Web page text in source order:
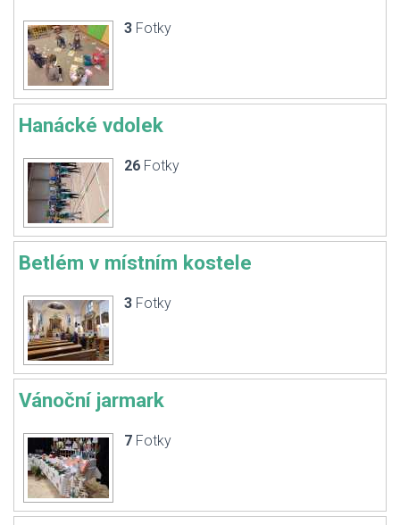
3 Fotky
Hanácké vdolek
26 Fotky
Betlém v místním kostele
3 Fotky
Vánoční jarmark
7 Fotky